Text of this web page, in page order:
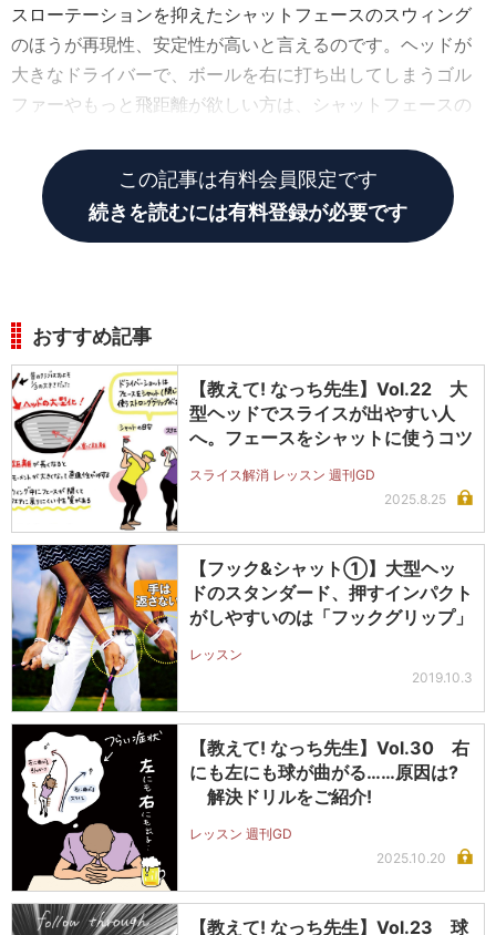
スローテーションを抑えたシャットフェースのスウィング
のほうが再現性、安定性が高いと言えるのです。ヘッドが
大きなドライバーで、ボールを右に打ち出してしまうゴル
ファーやもっと飛距離が欲しい方は、シャットフェースの
この記事は有料会員限定です
続きを読むには有料登録が必要です
おすすめ記事
【教えて! なっち先生】Vol.22 大
型ヘッドでスライスが出やすい人
へ。フェースをシャットに使うコツ
スライス解消 レッスン 週刊GD
2025.8.25
【フック&シャット①】大型ヘッ
ドのスタンダード、押すインパクト
がしやすいのは「フックグリップ」
レッスン
2019.10.3
【教えて! なっち先生】Vol.30 右
にも左にも球が曲がる……原因は?
解決ドリルをご紹介!
レッスン 週刊GD
2025.10.20
【教えて! なっち先生】Vol.23 球